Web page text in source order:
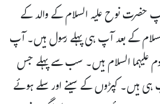
نوح علیہ السلام کے والد کے
کے بعد آپ ہی پہلے رسول ہیں۔ آپ
السلام ہیں۔ سب سے پہلے جس
ہیں۔ کپڑوں کے سینے اور سلے ہوئے